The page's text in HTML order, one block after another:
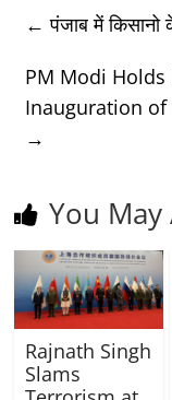
← पंजाब में किसानो
PM Modi
Inauguration of
→
You May
Rajnath Singh
Slams